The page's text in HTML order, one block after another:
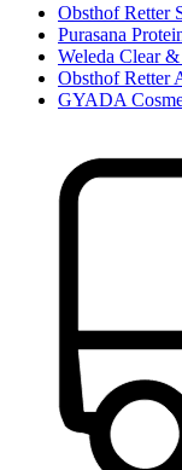
Obsthof Retter
Purasana
Weleda Clear
Obsthof Retter
GYADA